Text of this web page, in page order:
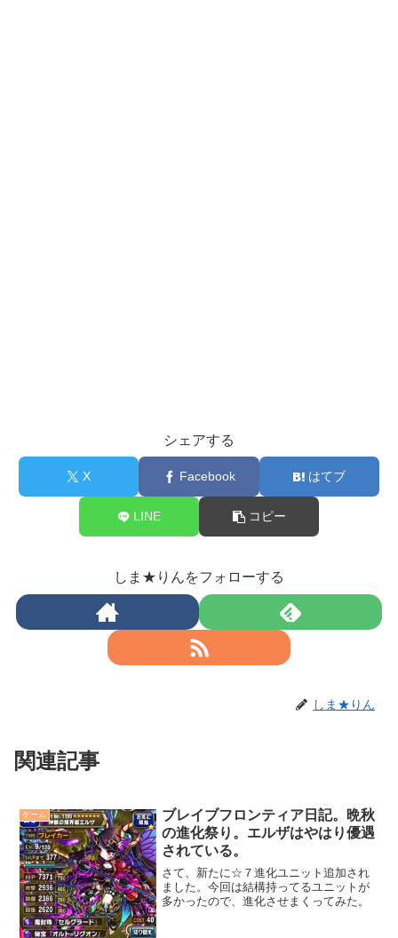
シェアする
X Facebook はてブ
LINE コピー
しま★りんをフォローする
しま★りん
関連記事
ゲーム
ブレイブフロンティア日記。晩秋
の進化祭り。エルザはやはり優遇
されている。
さて、新たに☆７進化ユニット追加され
ました。今回は結構持ってるユニットが
多かったので、進化させまくってみた。